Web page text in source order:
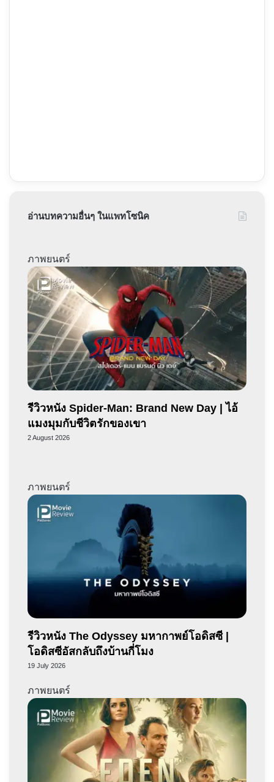
อ่านบทความอื่นๆ ในแพทโซนิค
ภาพยนตร์
รีวิวหนัง Spider-Man: Brand New Day | ไอ้
แมงมุมกับชีวิตรักของเขา
2 August 2026
ภาพยนตร์
รีวิวหนัง The Odyssey มหากาพย์โอดิสซี |
โอดิสซีอัสกลับถึงบ้านกี่โมง
19 July 2026
ภาพยนตร์